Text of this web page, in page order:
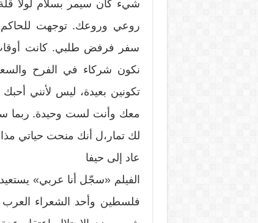
شيء كان سيمر بسلام لولا
روعي وروعك. توجهت
سفر فرفض طلبي. كانت
نكون شركاء في الفرح
تكونين بعيدة، ليس لأنني
معك وأنت لست وحيدة. ربما
لك تمار،ل أنك منحت حياتي
عاد إلى حيفا
الفيلم «سجّل أنا عربي»
فلسطين وأحد الشعراء العرب